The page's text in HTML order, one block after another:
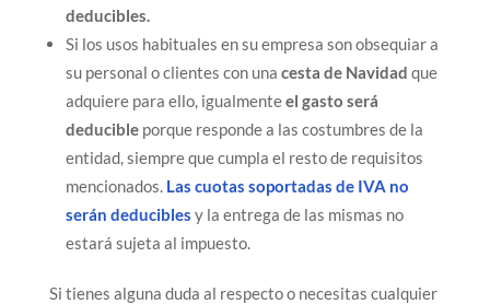
deducibles.
Si los usos habituales en su empresa son obsequiar a
su personal o clientes con una cesta de Navidad que
adquiere para ello, igualmenteel gasto será
deducibleporque responde a las costumbres de la
entidad, siempre que cumpla el resto de requisitos
mencionados. Las cuotas soportadas de IVA no
serán deducibles y la entrega de las mismas no
estará sujeta al impuesto.
Si tienes alguna duda al respecto o necesitas cualquier